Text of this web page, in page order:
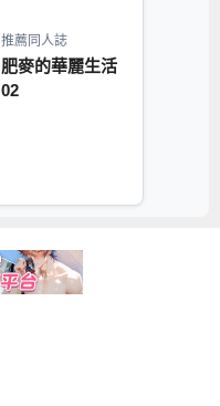
推薦同人誌
肥麥的華麗生活
02